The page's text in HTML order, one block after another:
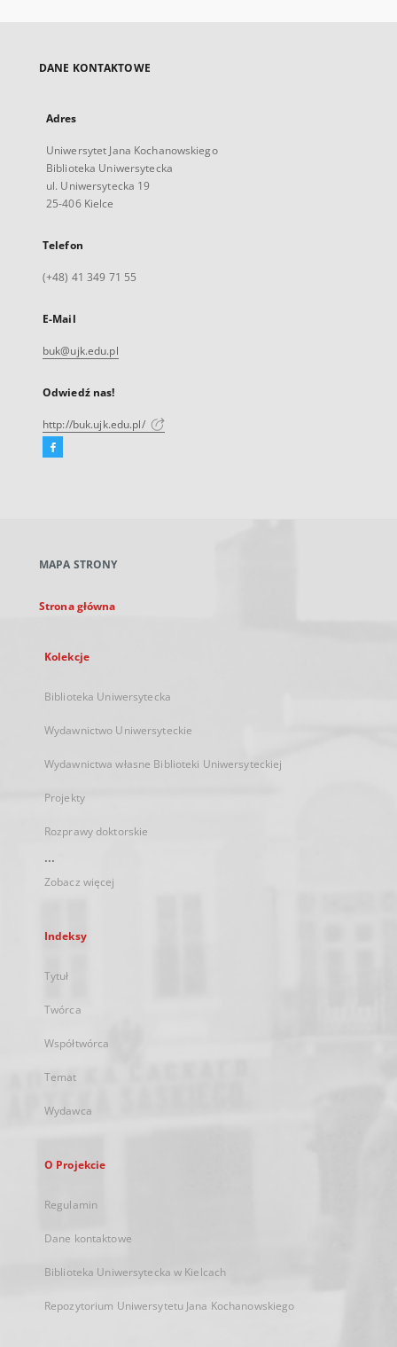
DANE KONTAKTOWE
Adres
Uniwersytet Jana Kochanowskiego
Biblioteka Uniwersytecka
ul. Uniwersytecka 19
25-406 Kielce
Telefon
(+48) 41 349 71 55
E-Mail
buk@ujk.edu.pl
Odwiedź nas!
http://buk.ujk.edu.pl/
Facebook
karcie
MAPA STRONY
Strona główna
Kolekcje
Biblioteka Uniwersytecka
Wydawnictwo Uniwersyteckie
Wydawnictwa własne Biblioteki Uniwersyteckiej
Projekty
Rozprawy doktorskie
...
Zobacz więcej
Indeksy
Tytuł
Twórca
Współtwórca
Temat
Wydawca
O Projekcie
Regulamin
Dane kontaktowe
Biblioteka Uniwersytecka w Kielcach
Repozytorium Uniwersytetu Jana Kochanowskiego